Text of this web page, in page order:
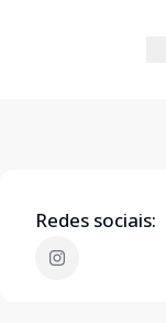
Redes sociais: